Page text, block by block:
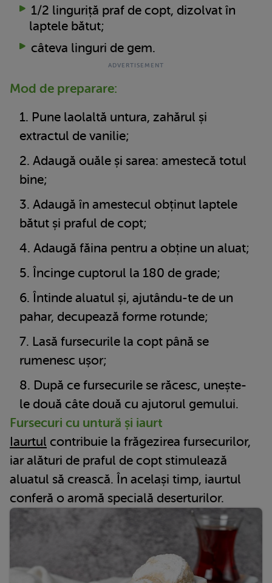
1/2 linguriță praf de copt, dizolvat în
laptele bătut;
câteva linguri de gem.
Mod de preparare:
Pune laolaltă untura, zahărul și
extractul de vanilie;
Adaugă ouăle și sarea: amestecă totul
bine;
Adaugă în amestecul obținut laptele
bătut și praful de copt;
Adaugă făina pentru a obține un aluat;
Încinge cuptorul la 180 de grade;
Întinde aluatul și, ajutându-te de un
pahar, decupează forme rotunde;
Lasă fursecurile la copt până se
rumenesc ușor;
După ce fursecurile se răcesc, unește-
le două câte două cu ajutorul gemului.
Fursecuri cu untură și iaurt
Iaurtul contribuie la frăgezirea fursecurilor,
iar alături de praful de copt stimulează
aluatul să crească. În același timp, iaurtul
conferă o aromă specială deserturilor.